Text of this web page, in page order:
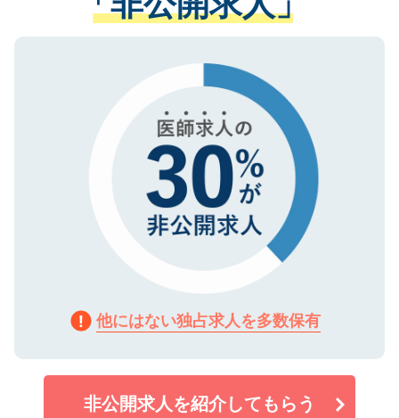
る、プライバシーマークを取得済みです。
で、機密保持に関してもご安心ください。
ない方には、長期的なサポートが可能です
ので、まずはご登録ください。
他にはない独占求人を多数保有
非公開求人を紹介してもらう